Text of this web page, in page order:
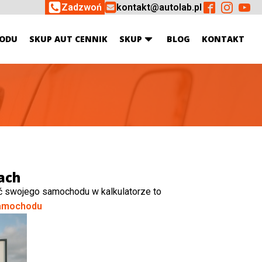
Zadzwoń kontakt@autolab.pl
SKUP AUT CENNIK SKUP BLOG KONTAKT
samochodu w kalkulatorze to